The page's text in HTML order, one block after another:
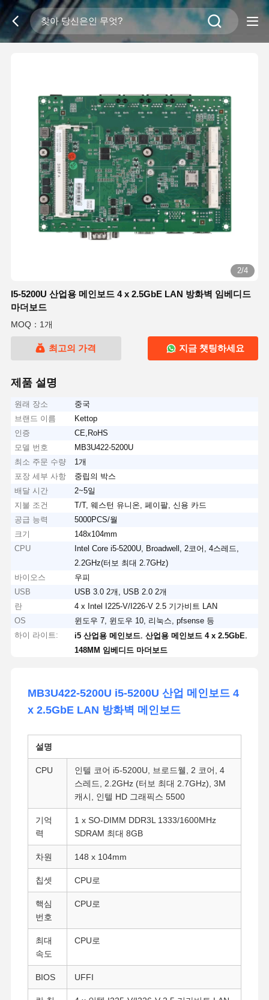
2/4
I5-5200U 산업용 메인보드 4 x 2.5GbE LAN 방화벽 임베디드
마더보드
MOQ：1개
최고의 가격 지금 챗팅하세요
제품 설명
원래 장소
중국
브랜드 이름
Kettop
인증
CE,RoHS
모델 번호
MB3U422-5200U
최소 주문 수량
1개
포장 세부 사항
중립의 박스
배달 시간
2~5일
지불 조건
T/T, 웨스턴 유니온, 페이팔, 신용 카드
공급 능력
5000PCS/월
크기
148x104mm
CPU
Intel Core i5-5200U, Broadwell, 2코어, 4스레드,
2.2GHz(터보 최대 2.7GHz)
바이오스
우피
USB
USB 3.0 2개, USB 2.0 2개
란
4 x Intel I225-V/I226-V 2.5 기가비트 LAN
OS
윈도우 7, 윈도우 10, 리눅스, pfsense 등
하이 라이트:
i5 산업용 메인보드 ,산업용 메인보드 4 x 2.5GbE
148MM 임베디드 마더보드
MB3U422-5200U i5-5200U 산업 메인보드 4
x 2.5GbE LAN 방화벽 메인보드
설명
CPU
인텔 코어 i5-5200U, 브로드웰, 2 코어, 4
스레드, 2.2GHz (터보 최대 2.7GHz), 3M
캐시, 인텔 HD 그래픽스 5500
기억
력
1 x SO-DIMM DDR3L 1333/1600MHz
SDRAM 최대 8GB
차원 148 x 104mm
칩셋 CPU로
핵심
번호
CPU로
최대
속도
CPU로
BIOS UFFI